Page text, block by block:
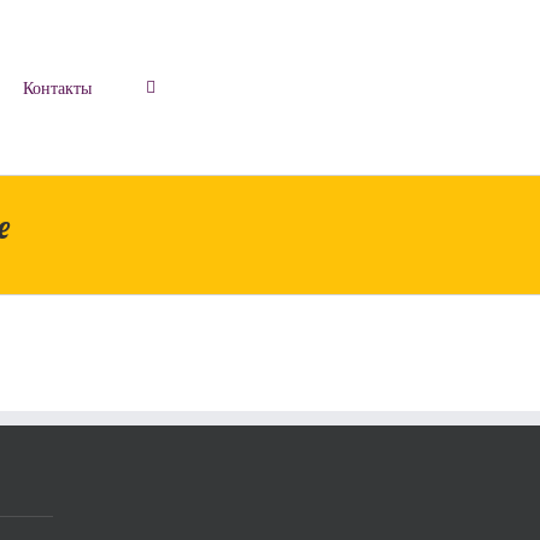
Контакты